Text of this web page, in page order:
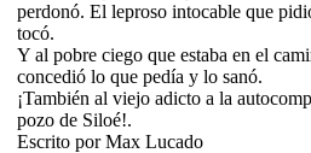
perdonó. El leproso intocable que
tocó.
Y al pobre ciego que estaba en el
concedió lo que pedía y lo sanó.
¡También al viejo adicto a la
pozo de Siloé!.
Escrito por Max Lucado